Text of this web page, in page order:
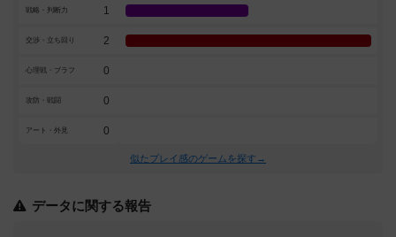
戦略・判断力 1
交渉・立ち回り 2
心理戦・ブラフ 0
攻防・戦闘 0
アート・外見 0
似たプレイ感のゲームを探す→
データに関する報告